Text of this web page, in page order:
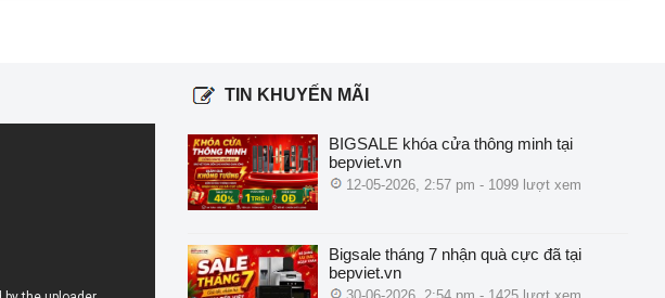
TIN KHUYẾN MÃI
BIGSALE khóa cửa thông minh tại
bepviet.vn
12-05-2026, 2:57 pm - 1099 lượt xem
Bigsale tháng 7 nhận quà cực đã tại
bepviet.vn